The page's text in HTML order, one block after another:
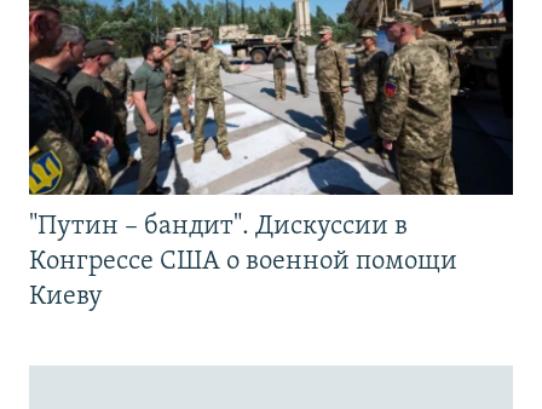
"Путин – бандит". Дискуссии в
Конгрессе США о военной помощи
Киеву